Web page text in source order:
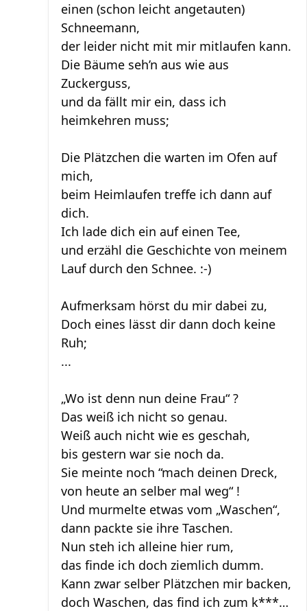
einen (schon leicht angetauten)
Schneemann,
der leider nicht mit mir mitlaufen kann.
Die Bäume seh’n aus wie aus
Zuckerguss,
und da fällt mir ein, dass ich
heimkehren muss;
Die Plätzchen die warten im Ofen auf
mich,
beim Heimlaufen treffe ich dann auf
dich.
Ich lade dich ein auf einen Tee,
und erzähl die Geschichte von meinem
Lauf durch den Schnee. :-)
Aufmerksam hörst du mir dabei zu,
Doch eines lässt dir dann doch keine
Ruh;
...
„Wo ist denn nun deine Frau“ ?
Das weiß ich nicht so genau.
Weiß auch nicht wie es geschah,
bis gestern war sie noch da.
Sie meinte noch “mach deinen Dreck,
von heute an selber mal weg“ !
Und murmelte etwas vom „Waschen“,
dann packte sie ihre Taschen.
Nun steh ich alleine hier rum,
das finde ich doch ziemlich dumm.
Kann zwar selber Plätzchen mir backen,
doch Waschen, das find ich zum k***…